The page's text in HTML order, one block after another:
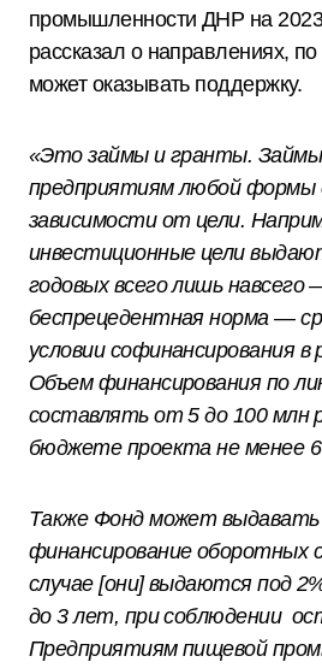
промышленности ДНР на
рассказал о направлениях,
может оказывать поддержку.
«Это займы и гранты.
предприятиям любой формы
зависимости от цели.
инвестиционные цели
годовых всего лишь навсего
беспрецедентная норма —
условии софинансирования в
Объем финансирования по
составлять от 5 до 100 млн
бюджете проекта не менее 6
Также Фонд может выдавать
финансирование оборотных
случае [они] выдаются под
до 3 лет, при соблюдении
Предприятиям пищевой